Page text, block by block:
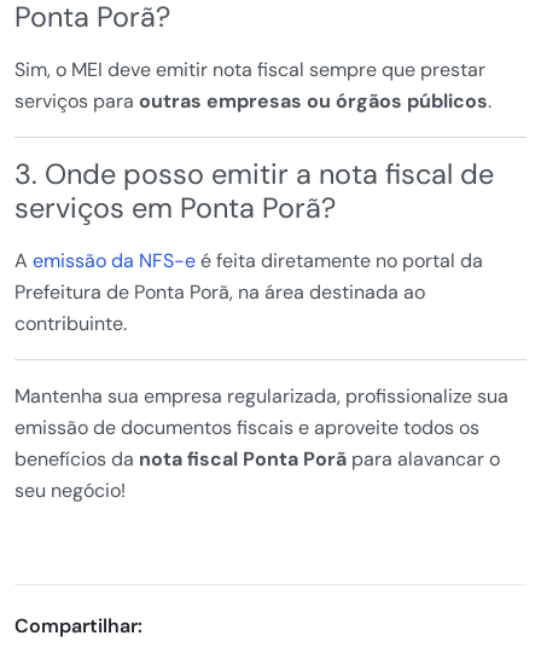
Ponta Porã?
Sim, o MEI deve emitir nota fiscal sempre que prestar
serviços para outras empresas ou órgãos públicos.
3. Onde posso emitir a nota fiscal de
serviços em Ponta Porã?
A emissão da NFS-eé feita diretamente no portal da
Prefeitura de Ponta Porã, na área destinada ao
contribuinte.
Mantenha sua empresa regularizada, profissionalize sua
emissão de documentos fiscais e aproveite todos os
benefícios da nota fiscal Ponta Porã para alavancar o
seu negócio!
Compartilhar: